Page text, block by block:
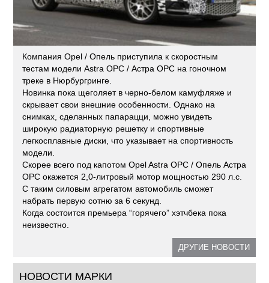
Компания Opel / Опель приступила к скоростным
тестам модели Astra OPC / Астра OPC на гоночном
треке в Нюрбургринге.
Новинка пока щеголяет в черно-белом камуфляже и
скрывает свои внешние особенности. Однако на
снимках, сделанных папарацци, можно увидеть
широкую радиаторную решетку и спортивные
легкосплавные диски, что указывает на спортивность
модели.
Скорее всего под капотом Opel Astra OPC / Опель Астра
OPC окажется 2,0-литровый мотор мощностью 290 л.с.
С таким силовым агрегатом автомобиль сможет
набрать первую сотню за 6 секунд.
Когда состоится премьера “горячего” хэтчбека пока
неизвестно.
ДРУГИЕ НОВОСТИ
НОВОСТИ МАРКИ